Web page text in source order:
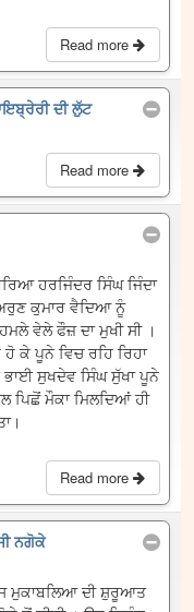
Read more
ਦੀ ਲੁੱਟ
Read more
ਹਰਜਿੰਦਰ ਸਿੰਘ ਜਿੰਦਾ
ਕੁਮਾਰ ਵੈਦਿਆ ਨੂੰ
ਵੇਲੇ ਫੌਜ਼ ਦਾ ਮੁਖੀ ਸੀ ।
ਕੇ ਪੂਨੇ ਵਿਚ ਰਹਿ ਰਿਹਾ
ਭਾਈ ਸੁਖਦੇਵ ਸਿੰਘ ਸੁੱਖਾ ਪੂਨੇ
ਪਿਛੋਂ ਮੌਕਾ ਮਿਲਦਿਆਂ ਹੀ
Read more
ਨਗੋਕੇ
ਮੁਕਾਬਲਿਆ ਦੀ ਸ਼ੁਰੂਆਤ